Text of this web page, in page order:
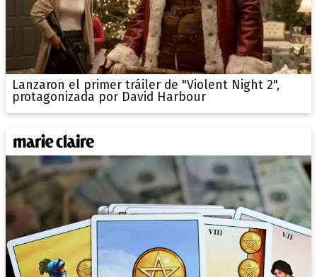
Lanzaron el primer tráiler de "Violent Night 2",
protagonizada por David Harbour